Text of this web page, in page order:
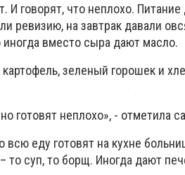
И говорят, что неплохо.
ревизию, на завтрак давали
иногда вместо сыра дают масло.
зеленый горошек и
готовят неплохо», - отметила
всю еду готовят на кухне
то суп, то борщ. Иногда дают